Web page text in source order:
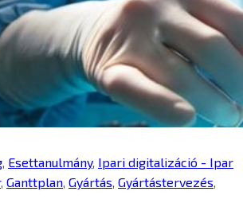
, Esettanulmány, Ipari digitalizáció - Ipar
, Ganttplan, Gyártás, Gyártástervezés,